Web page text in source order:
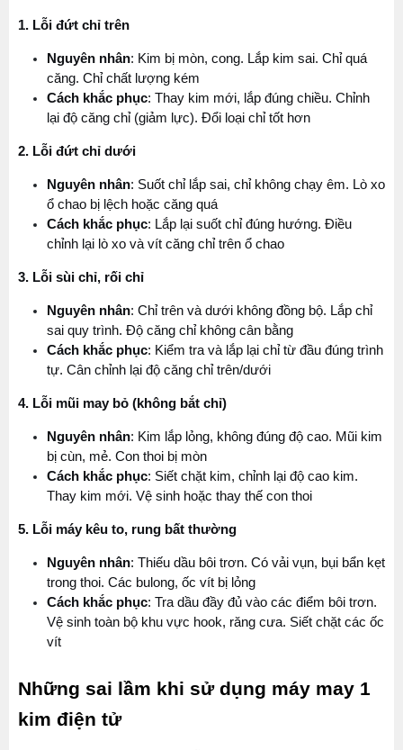
1. Lỗi đứt chỉ trên
Nguyên nhân: Kim bị mòn, cong. Lắp kim sai. Chỉ quá
căng. Chỉ chất lượng kém
Cách khắc phục: Thay kim mới, lắp đúng chiều. Chỉnh
lại độ căng chỉ (giảm lực). Đổi loại chỉ tốt hơn
2. Lỗi đứt chỉ dưới
Nguyên nhân: Suốt chỉ lắp sai, chỉ không chạy êm. Lò xo
ổ chao bị lệch hoặc căng quá
Cách khắc phục: Lắp lại suốt chỉ đúng hướng. Điều
chỉnh lại lò xo và vít căng chỉ trên ổ chao
3. Lỗi sùi chỉ, rối chỉ
Nguyên nhân: Chỉ trên và dưới không đồng bộ. Lắp chỉ
sai quy trình. Độ căng chỉ không cân bằng
Cách khắc phục: Kiểm tra và lắp lại chỉ từ đầu đúng trình
tự. Cân chỉnh lại độ căng chỉ trên/dưới
4. Lỗi mũi may bỏ (không bắt chỉ)
Nguyên nhân: Kim lắp lỏng, không đúng độ cao. Mũi kim
bị cùn, mẻ. Con thoi bị mòn
Cách khắc phục: Siết chặt kim, chỉnh lại độ cao kim.
Thay kim mới. Vệ sinh hoặc thay thế con thoi
5. Lỗi máy kêu to, rung bất thường
Nguyên nhân: Thiếu dầu bôi trơn. Có vải vụn, bụi bẩn kẹt
trong thoi. Các bulong, ốc vít bị lỏng
Cách khắc phục: Tra dầu đầy đủ vào các điểm bôi trơn.
Vệ sinh toàn bộ khu vực hook, răng cưa. Siết chặt các ốc
vít
Những sai lầm khi sử dụng máy may 1
kim điện tử